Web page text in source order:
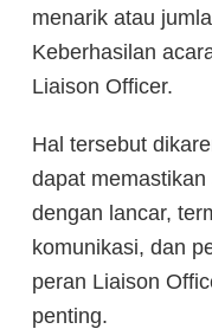
menarik atau
Keberhasilan
Liaison Officer.
Hal tersebut
dapat
dengan lancar,
komunikasi, dan
peran Liaison
penting.